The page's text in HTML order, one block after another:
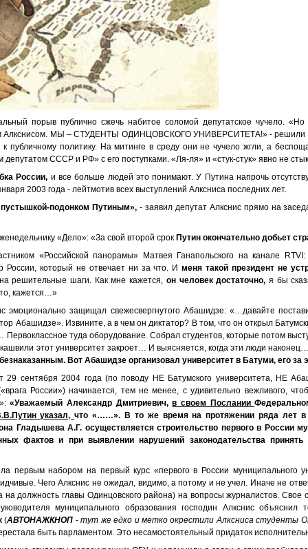
порыв публично сжечь набитое соломой депутатское чучело.
Алкснисом. МЫ – СТУДЕНТЫ ОДИНЦОВСКОГО УНИВЕРСИТЕТА!» - решили
публичному политику. На митинге в среду они не чучело жгли, а
СССР и РФ» с его поступками. «Ля-ля» и «стук-стук» явно не
России, и все больше людей это понимают. У Путина напрочь
2003 года - лейтмотив всех выступлений Алксниса последних лет.
пустышкой-подонком Путиным»,- заявил депутат Алкснис прямо на
«Дело»: «За свой второй срок Путин окончательно добьет
«Российской панорамы» Матвея Ганапольского на канале
России, который не отвечает ни за что. Именя такой президент не
решительные шаги. Как мне кажется, он человек достаточно, я бы
кажется…»
защищал свежесвергнутого Абашидзе: «…давайте
Абашидзе». Извините, а в чем он диктатор? В том, что он открыл
туда оборудование. Собрал студентов, которые потом
этот университет закроет… И выясняется, когда эти люди
Вот Абашидзе организовал университет в Батуми, его за
29 сентября 2004 года (по поводу НЕ Батумского университета, НЕ
России») начинается, тем не менее, с удивительно вежливого,
«Уважаемый Александр Дмитриевич,в своем Послании
указал,что «……». В то же время на протяжении ряда лет в
Гладышева А.Г. осуществляется строительство первого в России
фактов и при выявлении нарушений законодательства
первым набором на первый курс «первого в России муниципального
Чего Алкснис не ожидал, видимо, а потому и не учел. Иначе не
на должность главы Одинцовского района) на вопросы журналистов.
муниципального образования господин Алкснис объяснил
(АВТОНАЖКНОП -тут же едко и метко окрестили Алксниса студенты
быть парламентом. Это несамостоятельный придаток